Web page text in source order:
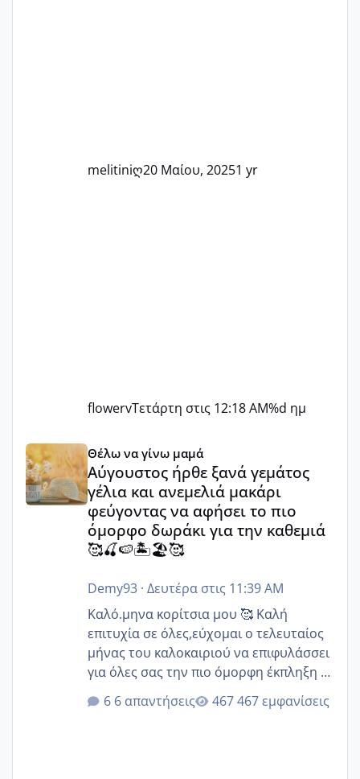
melitiniღ20 Μαίου, 20251 yr
flowervΤετάρτη στις 12:18 AM%d ημ
Αύγουστος ήρθε ξανά γεμάτος γέλια και ανεμελιά
Θέλω να γίνω μαμά
Αύγουστος ήρθε ξανά γεμάτος
γέλια και ανεμελιά μακάρι
φεύγοντας να αφήσει το πιο
όμορφο δωράκι για την καθεμιά
🥰🍒🍉🏝️🏖️🥰
Demy93· Δευτέρα στις 11:39 AM
Καλό.μηνα κορίτσια μου 🥰 Καλή
επιτυχία σε όλες,εύχομαι ο τελευταίος
μήνας του καλοκαιριού να επιφυλάσσει
για όλες σας την πιο όμορφη έκπληξη 🧿
@Elk @Melikara86 @Παρασκευαιδου
@Zenia z @melitiniღ @Christi.D.
6 απαντήσεις 467 εμφανίσεις